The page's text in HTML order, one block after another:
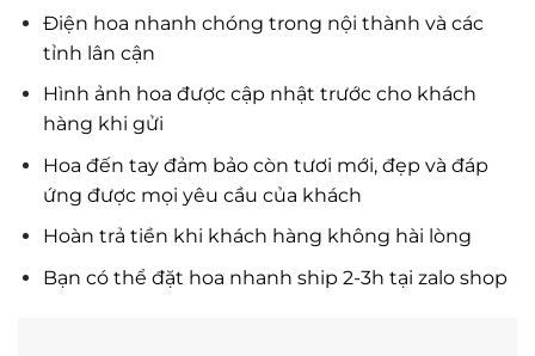
Điện hoa nhanh chóng trong nội thành và các
tỉnh lân cận
Hình ảnh hoa được cập nhật trước cho khách
hàng khi gửi
Hoa đến tay đảm bảo còn tươi mới, đẹp và đáp
ứng được mọi yêu cầu của khách
Hoàn trả tiền khi khách hàng không hài lòng
Bạn có thể đặt hoa nhanh ship 2-3h tại zalo shop